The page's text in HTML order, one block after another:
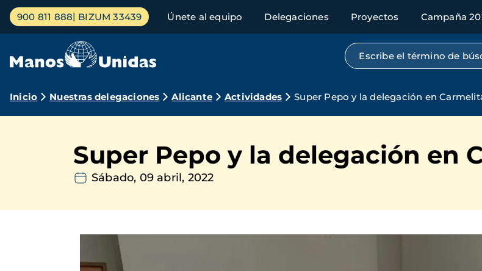
Pasar
contenido
Menú
principal
900 811 888 BIZUM 33439 Únete al equipo Delegaciones Proyectos Campaña
Búsqueda por texto
Ruta
navegación
Inicio Nuestras delegaciones Alicante Actividades Super Pepo y la delegación en
Super Pepo y la delegación en
Sábado, 09 abril, 2022